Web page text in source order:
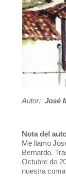
Autor: José
Nota del
Me llamo
Bernardo.
Octubre de
nuestra